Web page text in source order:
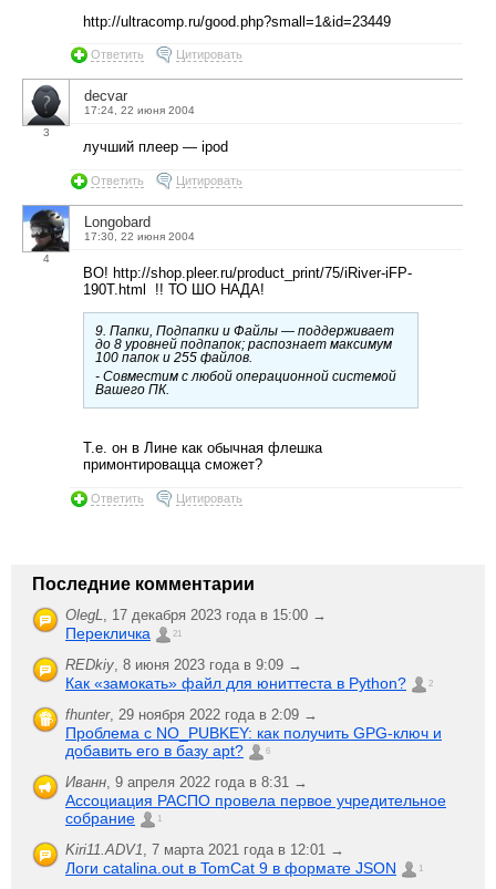
http://ultracomp.ru/good.php?small=1&id=23449
Ответить Цитировать
3
decvar
17:24, 22 июня 2004
лучший плеер — ipod
Ответить Цитировать
4
Longobard
17:30, 22 июня 2004
ВО! http://shop.pleer.ru/product_print/75/iRiver-iFP-
190T.html !! ТО ШО НАДА!
9. Папки, Подпапки и Файлы — поддерживает
до 8 уровней подпапок; распознает максимум
100 папок и 255 файлов.
- Совместим с любой операционной системой
Вашего ПК.
Т.е. он в Лине как обычная флешка
примонтировацца сможет?
Ответить Цитировать
Последние комментарии
OlegL 17 декабря 2023 года в 15:00 →
Перекличка 21
REDkiy 8 июня 2023 года в 9:09 →
Как «замокать» файл для юниттеста в Python? 2
fhunter, 29 ноября 2022 года в 2:09 →
Проблема с NO_PUBKEY: как получить GPG-ключ и
добавить его в базу apt?
6
Иванн 9 апреля 2022 года в 8:31 →
Ассоциация РАСПО провела первое учредительное
собрание
1
Kiri11.ADV1 7 марта 2021 года в 12:01 →
Логи catalina.out в TomCat 9 в формате JSON 1